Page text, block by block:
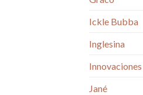
Ickle Bubba
Inglesina
Jané